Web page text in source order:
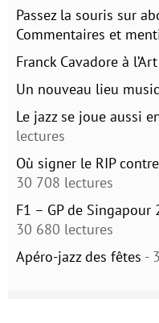
Passez la souris sur
Commentaires et
Franck Cavadore à
Un nouveau lieu
Le jazz se joue aussi
lectures
Où signer le RIP
30 708 lectures
F1 – GP de
30 680 lectures
Apéro-jazz des fêtes -